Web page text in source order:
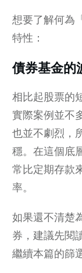
想要了解何為
特性：
債券基金的
相比起股票的
實際案例並不
也並不劇烈，
穩。在這個底
常比定期存款
率。
如果還不清楚
券，建議先閱
繼續本篇的篩